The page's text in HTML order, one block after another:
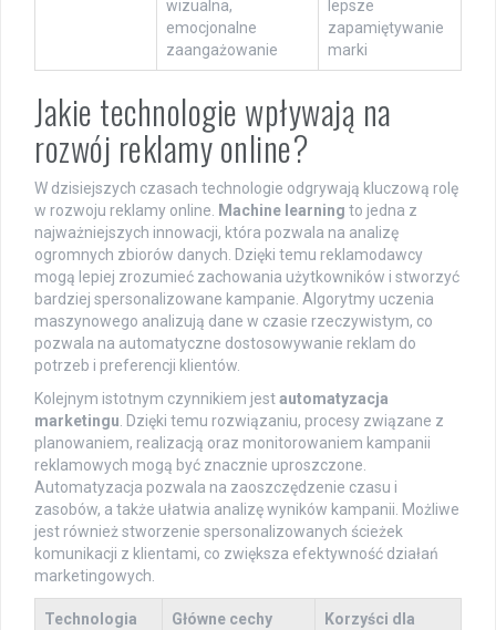
wizualna,
emocjonalne
zaangażowanie
lepsze
zapamiętywanie
marki
Jakie technologie wpływają na
rozwój reklamy online?
W dzisiejszych czasach technologie odgrywają kluczową rolę
w rozwoju reklamy online. Machine learning to jedna z
najważniejszych innowacji, która pozwala na analizę
ogromnych zbiorów danych. Dzięki temu reklamodawcy
mogą lepiej zrozumieć zachowania użytkowników i stworzyć
bardziej spersonalizowane kampanie. Algorytmy uczenia
maszynowego analizują dane w czasie rzeczywistym, co
pozwala na automatyczne dostosowywanie reklam do
potrzeb i preferencji klientów.
Kolejnym istotnym czynnikiem jestautomatyzacja
marketingu . Dzięki temu rozwiązaniu, procesy związane z
planowaniem, realizacją oraz monitorowaniem kampanii
reklamowych mogą być znacznie uproszczone.
Automatyzacja pozwala na zaoszczędzenie czasu i
zasobów, a także ułatwia analizę wyników kampanii. Możliwe
jest również stworzenie spersonalizowanych ścieżek
komunikacji z klientami, co zwiększa efektywność działań
marketingowych.
Technologia Główne cechy
Korzyści dla